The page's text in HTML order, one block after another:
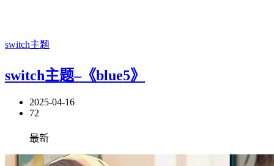
switch主题
switch主题–《blue5》
2025-04-16
72
最新